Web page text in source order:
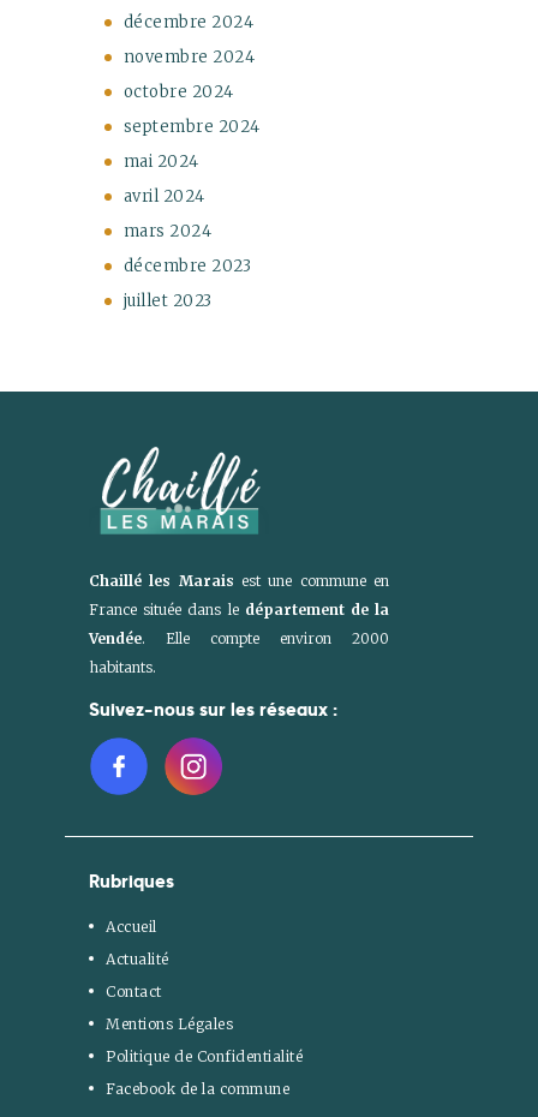
décembre 2024
novembre 2024
octobre 2024
septembre 2024
mai 2024
avril 2024
mars 2024
décembre 2023
juillet 2023
Chaillé les Marais est une commune en
France située dans le département de la
Vendée. Elle compte environ 2000
habitants.
Suivez-nous sur les réseaux :
Rubriques
Accueil
Actualité
Contact
Mentions Légales
Politique de Confidentialité
Facebook de la commune